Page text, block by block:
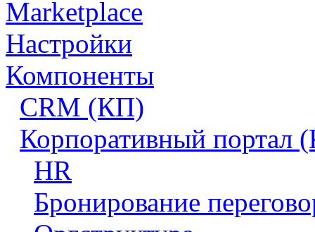
Marketplace
Настройки
Компоненты
CRM (КП)
Корпоративный портал
HR
Бронирование